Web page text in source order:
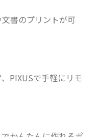
書のプリントが可
PIXUSで手軽にリモ